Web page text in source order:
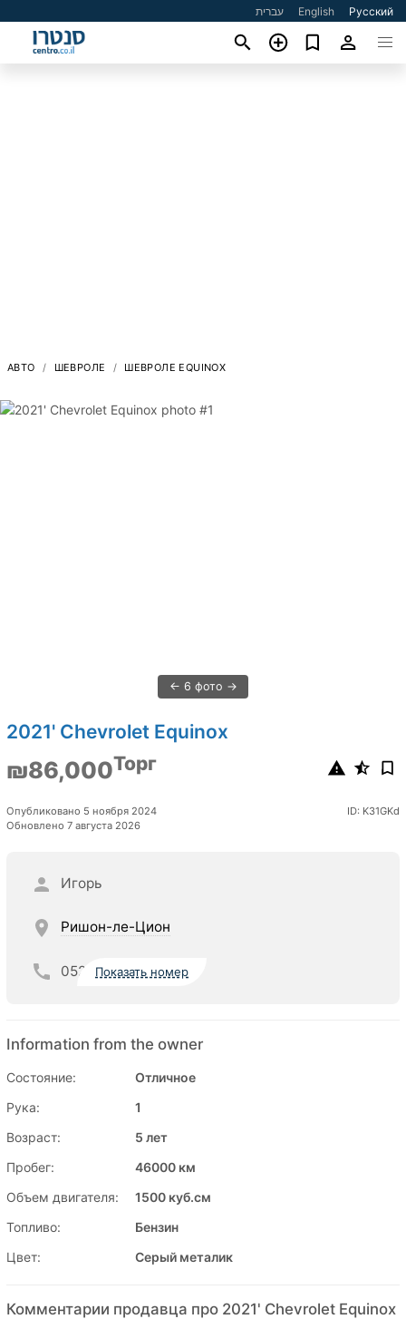
עברית English Русский
АВТО ШЕВРОЛЕ ШЕВРОЛЕ EQUINOX
6 фото
2021' Chevrolet Equinox
₪86,000Торг
Опубликовано 5 ноября 2024
Обновлено 7 августа 2026
ID: K31GKd
Игорь
Ришон-ле-Цион
052 Показать номер
Information from the owner
Состояние:
Отличное
Рука:
1
Возраст:
5 лет
Пробег:
46000 км
Объем двигателя:
1500 куб.см
Топливо:
Бензин
Цвет:
Серый металик
Комментарии продавца про 2021' Chevrolet Equinox